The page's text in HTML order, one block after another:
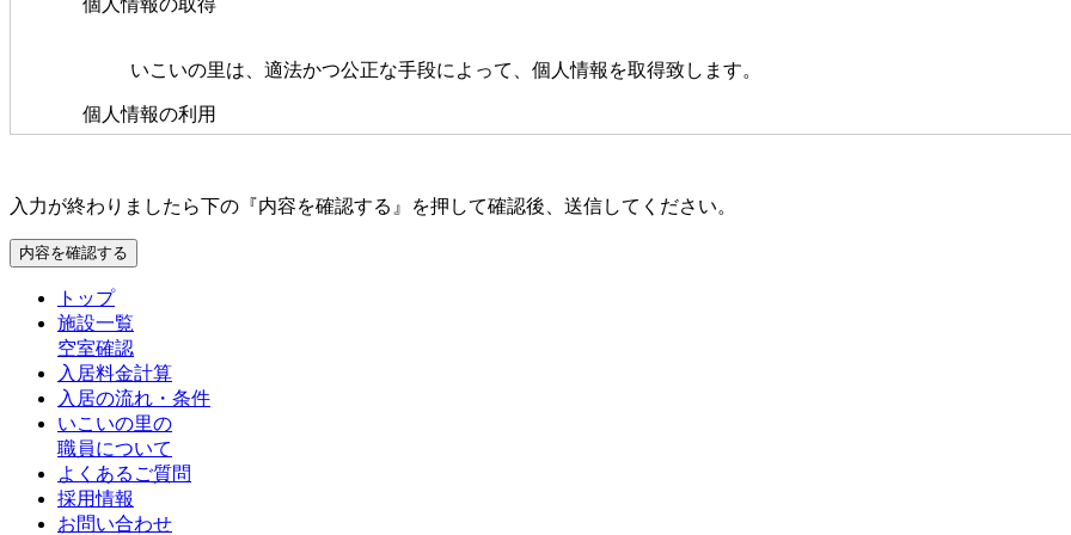
個人情報の取得
いこいの里は、適法かつ公正な手段によって、個人情報を取得致します。
個人情報の利用
いこいの里は、個人情報を第三者間との間で共同利用し、または、個人情報の取扱を第三者に依託する
情報の第三者提供
いこいの里は、法令に定める場合を除き、個人情報を、事前に本人の同意を得ることなく、第三者に提供いた
個人情報の管理
いこいの里は、個人情報の紛失、破壊、改ざん及び漏えいなどを防止するため、不正アクセス、コンピ
このフィールドは空のままにしてください。
入力が終わりましたら下の『内容を確認する』を押して確認後、送信してください。
トップ
施設一覧
空室確認
入居料金計算
入居の流れ・条件
いこいの里の
職員について
よくあるご質問
採用情報
お問い合わせ